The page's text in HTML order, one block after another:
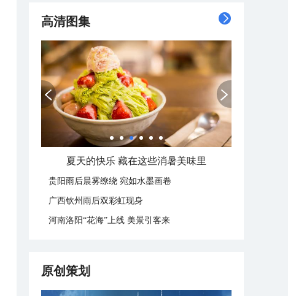
高清图集
广西南宁：盛夏里的“绿野仙踪”
贵阳雨后晨雾缭绕 宛如水墨画卷
广西钦州雨后双彩虹现身
河南洛阳“花海”上线 美景引客来
原创策划